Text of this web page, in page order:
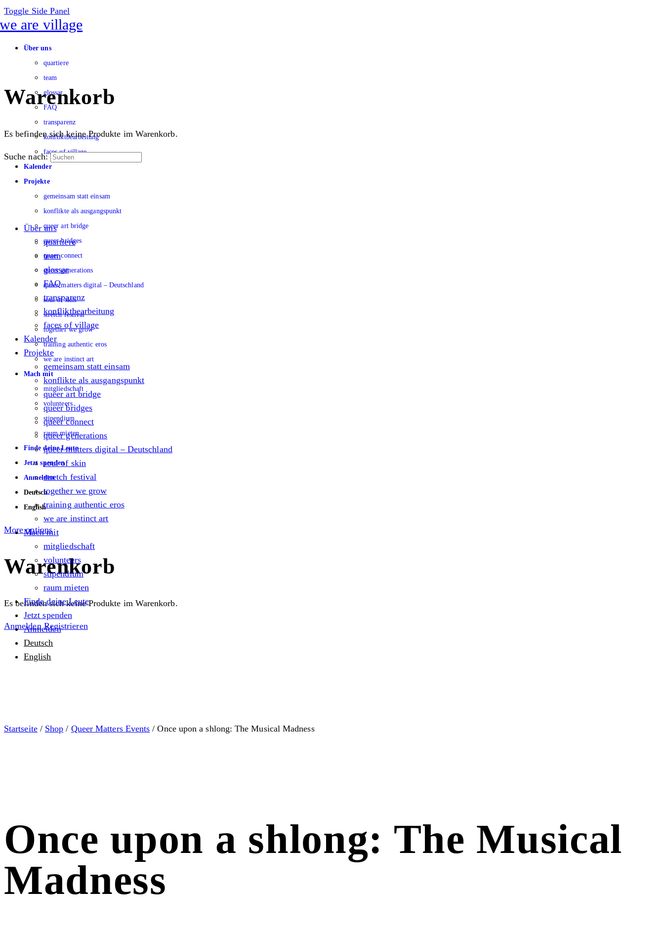
Toggle Side Panel
Über uns
quartiere
team
glossar
FAQ
transparenz
konfliktbearbeitung
faces of village
Kalender
Projekte
gemeinsam statt einsam
konflikte als ausgangspunkt
queer art bridge
queer bridges
queer connect
queer generations
queer matters digital – Deutschland
soul of skin
stretch festival
together we grow
training authentic eros
we are instinct art
Mach mit
mitgliedschaft
volunteers
stipendium
raum mieten
Finde deine Leute
Jetzt spenden
Anmelden
Deutsch
English
More options
Warenkorb
Es befinden sich keine Produkte im Warenkorb.
Anmelden Registrieren
Warenkorb
Es befinden sich keine Produkte im Warenkorb.
Suche nach:
Über uns
quartiere
team
glossar
FAQ
transparenz
konfliktbearbeitung
faces of village
Kalender
Projekte
gemeinsam statt einsam
konflikte als ausgangspunkt
queer art bridge
queer bridges
queer connect
queer generations
queer matters digital – Deutschland
soul of skin
stretch festival
together we grow
training authentic eros
we are instinct art
Mach mit
mitgliedschaft
volunteers
stipendium
raum mieten
Finde deine Leute
Jetzt spenden
Anmelden
Deutsch
English
Startseite/ Shop / Queer Matters Events / Once upon a shlong: The Musical Madness
Once upon a shlong: The Musical
Madness